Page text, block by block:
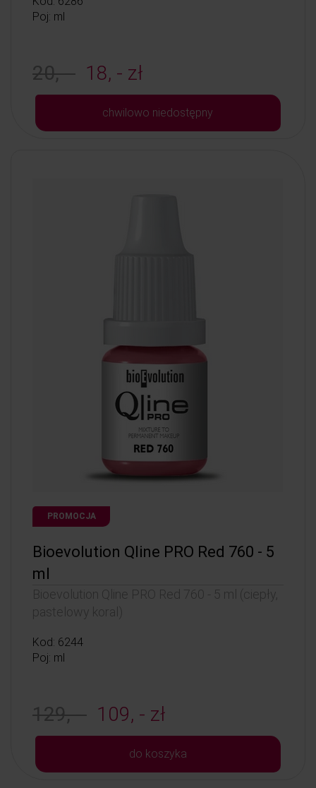
Poj: ml
20, - 18, - zł
chwilowo niedostępny
PROMOCJA
Bioevolution Qline PRO Red 760 - 5
ml
Bioevolution Qline PRO Red 760 - 5 ml (ciepły,
pastelowy koral)
Kod: 6244
Poj: ml
129, - 109, - zł
do koszyka